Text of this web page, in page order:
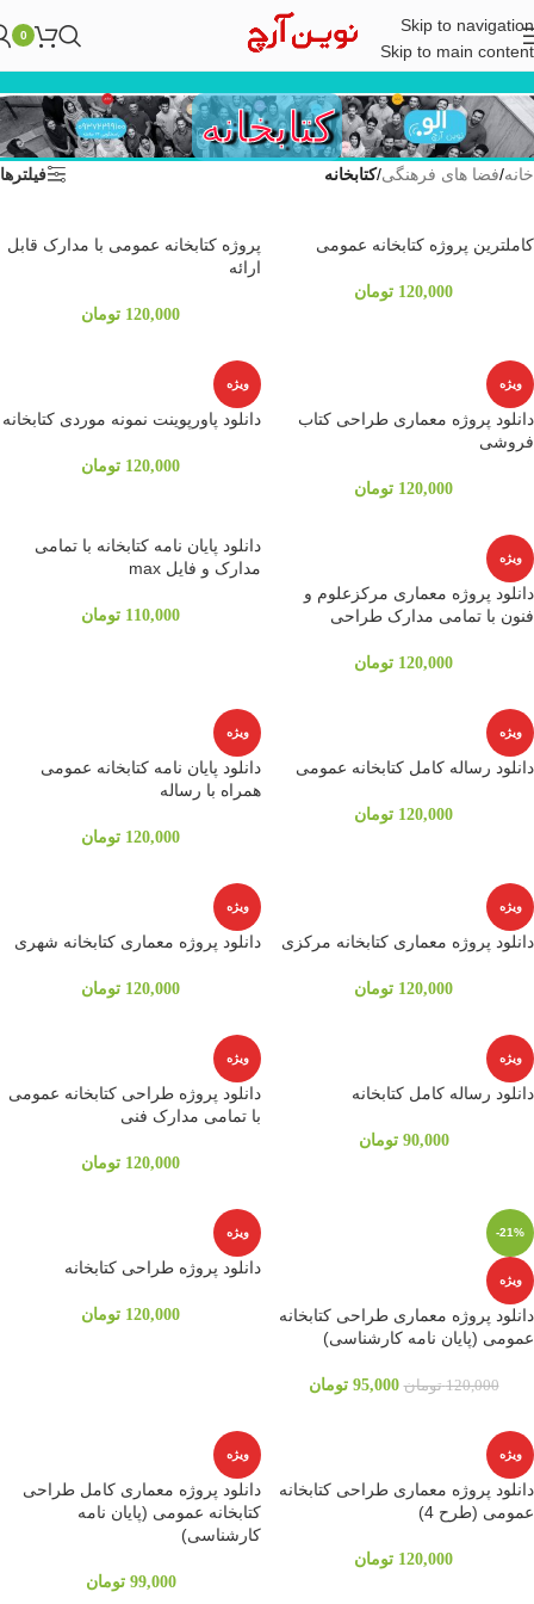
Skip to navigation
Skip to main content
0
کتابخانه
خانه/فضا های فرهنگی/کتابخانه فیلترها
کاملترین پروژه کتابخانه عمومی
120,000 تومان
پروژه کتابخانه عمومی با مدارک قابل
ارائه
120,000 تومان
ویژه
دانلود پروژه معماری طراحی کتاب
فروشی
120,000 تومان
ویژه
دانلود پاورپوینت نمونه موردی کتابخانه
120,000 تومان
ویژه
دانلود پروژه معماری مرکزعلوم و
فنون با تمامی مدارک طراحی
120,000 تومان
دانلود پایان نامه کتابخانه با تمامی
مدارک و فایل max
110,000 تومان
ویژه
دانلود رساله کامل کتابخانه عمومی
120,000 تومان
ویژه
دانلود پایان نامه کتابخانه عمومی
همراه با رساله
120,000 تومان
ویژه
دانلود پروژه معماری کتابخانه مرکزی
120,000 تومان
ویژه
دانلود پروژه معماری کتابخانه شهری
120,000 تومان
ویژه
دانلود رساله کامل کتابخانه
90,000 تومان
ویژه
دانلود پروژه طراحی کتابخانه عمومی
با تمامی مدارک فنی
120,000 تومان
-21%
ویژه
دانلود پروژه معماری طراحی کتابخانه
عمومی (پایان نامه کارشناسی)
120,000 تومان 95,000 تومان
ویژه
دانلود پروژه طراحی کتابخانه
120,000 تومان
ویژه
دانلود پروژه معماری طراحی کتابخانه
عمومی (طرح 4)
120,000 تومان
ویژه
دانلود پروژه معماری کامل طراحی
کتابخانه عمومی (پایان نامه
کارشناسی)
99,000 تومان